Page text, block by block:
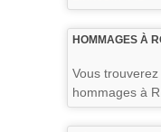
HOMMAGES À
Vous trouverez
hommages à